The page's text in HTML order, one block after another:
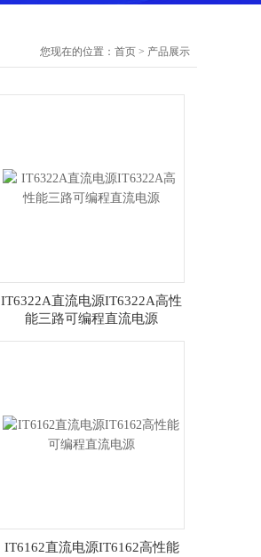
您现在的位置： 首页 > 产品展示
IT6322A直流电源IT6322A高性
能三路可编程直流电源
IT6162直流电源IT6162高性能